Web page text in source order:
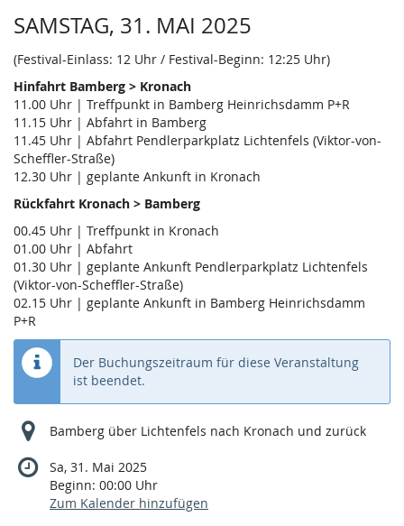
SAMSTAG, 31. MAI 2025
(Festival-Einlass: 12 Uhr / Festival-Beginn: 12:25 Uhr)
Hinfahrt Bamberg > Kronach
11.00 Uhr | Treffpunkt in Bamberg Heinrichsdamm P+R
11.15 Uhr | Abfahrt in Bamberg
11.45 Uhr | Abfahrt Pendlerparkplatz Lichtenfels (Viktor-von-
Scheffler-Straße)
12.30 Uhr | geplante Ankunft in Kronach
Rückfahrt Kronach > Bamberg
00.45 Uhr | Treffpunkt in Kronach
01.00 Uhr | Abfahrt
01.30 Uhr | geplante Ankunft Pendlerparkplatz Lichtenfels
(Viktor-von-Scheffler-Straße)
02.15 Uhr | geplante Ankunft in Bamberg Heinrichsdamm
P+R
Der Buchungszeitraum für diese Veranstaltung
ist beendet.
Bamberg über Lichtenfels nach Kronach und zurück
Sa, 31. Mai 2025
Beginn: 00:00 Uhr
Zum Kalender hinzufügen